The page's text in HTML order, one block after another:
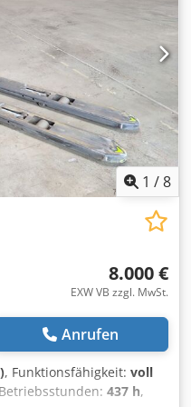
80 - 100% Bereifung
Zustand: 60 - 80%
Batterie Typ: Lithium-
Zustand: 80 - 100%
Lithium-Ionen
1 /8
8.000 €
EXW VB zzgl. MwSt.
Anrufen
, Funktionsfähigkeit: voll
437 h,